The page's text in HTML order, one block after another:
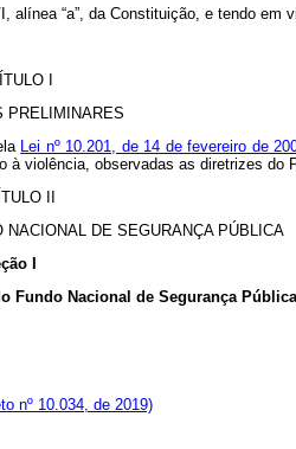
alínea “a”, da Constituição, e tendo em
I
PRELIMINARES
Lei nº 10.201, de 14 de fevereiro de
violência, observadas as diretrizes
II
NACIONAL DE SEGURANÇA PÚBLICA
I
Fundo Nacional de Segurança Pública
nº 10.034, de 2019)